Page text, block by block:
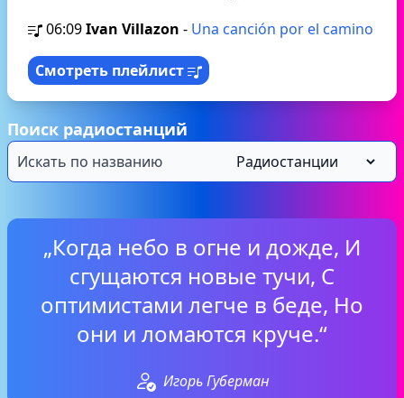
06:09Ivan Villazon - Una canción por el camino
Смотреть плейлист
Поиск радиостанций
„Когда небо в огне и дожде, И
сгущаются новые тучи, С
оптимистами легче в беде, Но
они и ломаются круче.“
Игорь Губерман